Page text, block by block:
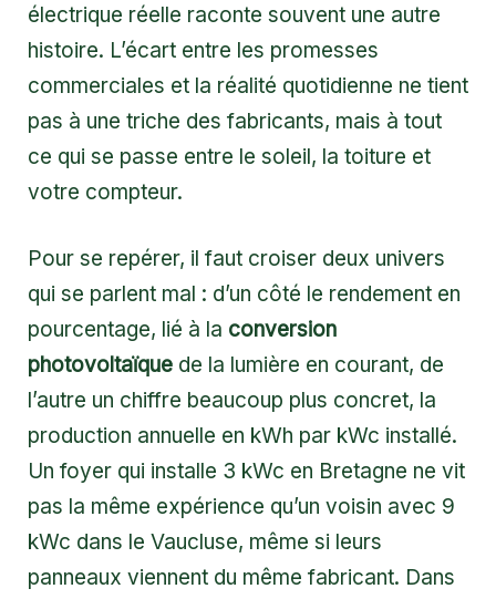
électrique réelle raconte souvent une autre
histoire. L’écart entre les promesses
commerciales et la réalité quotidienne ne tient
pas à une triche des fabricants, mais à tout
ce qui se passe entre le soleil, la toiture et
votre compteur.
Pour se repérer, il faut croiser deux univers
qui se parlent mal : d’un côté le rendement en
pourcentage, lié à la conversion
photovoltaïque de la lumière en courant, de
l’autre un chiffre beaucoup plus concret, la
production annuelle en kWh par kWc installé.
Un foyer qui installe 3 kWc en Bretagne ne vit
pas la même expérience qu’un voisin avec 9
kWc dans le Vaucluse, même si leurs
panneaux viennent du même fabricant. Dans